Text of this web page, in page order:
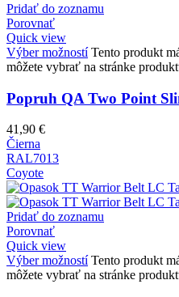
Pridať do zoznamu
Porovnať
Quick view
Výber možností Tento produkt
môžete vybrať na stránke
Popruh QA Two Point
41,90 €
Čierna
RAL7013
Coyote
Pridať do zoznamu
Porovnať
Quick view
Výber možností Tento produkt
môžete vybrať na stránke